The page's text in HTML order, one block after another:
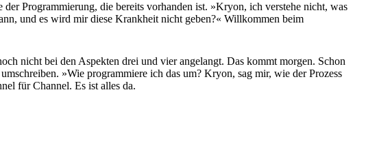
Programmierung, die bereits vorhanden ist. »Kryon, ich verstehe nicht, was
und es wird mir diese Krankheit nicht geben?« Willkommen beim
nicht bei den Aspekten drei und vier angelangt. Das kommt morgen. Schon
»Wie programmiere ich das um? Kryon, sag mir, wie der Prozess
für Channel. Es ist alles da.